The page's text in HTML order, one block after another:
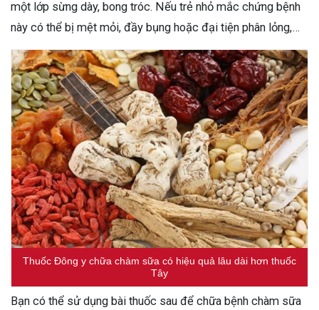
một lớp sừng dày, bong tróc. Nếu trẻ nhỏ mắc chứng bệnh
này có thể bị mệt mỏi, đầy bụng hoặc đại tiện phân lỏng,…
Thuốc Đông y chữa chàm sữa có hiệu quả lâu dài hơn thuốc
Tây
Bạn có thể sử dụng bài thuốc sau để chữa bệnh chàm sữa